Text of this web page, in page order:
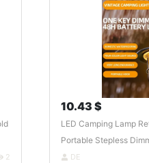
2
10.43 $
LED Camping Lamp
Portable Stepless
DE